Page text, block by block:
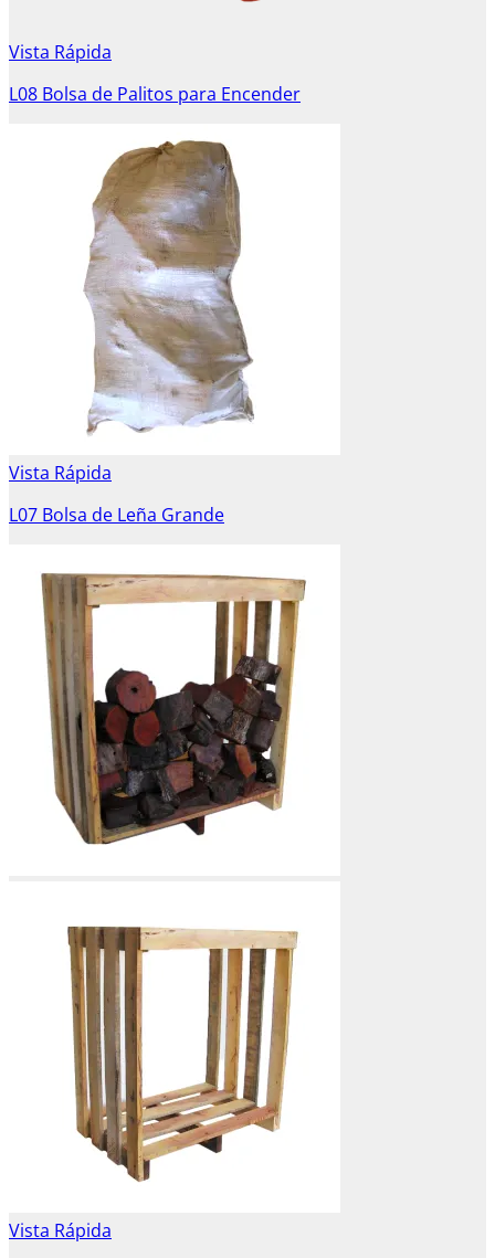
Vista Rápida
L08 Bolsa de Palitos para Encender
Vista Rápida
L07 Bolsa de Leña Grande
Vista Rápida